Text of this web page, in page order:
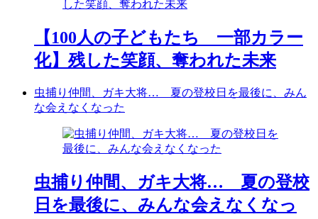
【100人の子どもたち 一部カラー
化】残した笑顔、奪われた未来
虫捕り仲間、ガキ大将… 夏の登校日を最後に、みん
な会えなくなった
虫捕り仲間、ガキ大将… 夏の登校
日を最後に、みんな会えなくなっ